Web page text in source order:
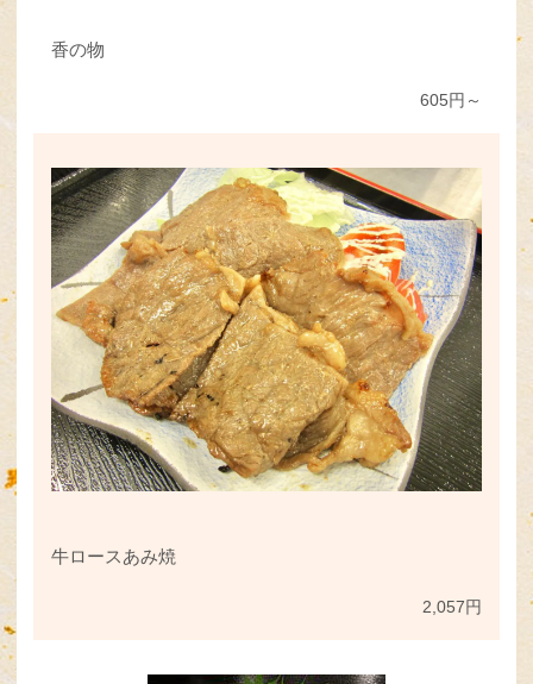
香の物
605円～
牛ロースあみ焼
2,057円